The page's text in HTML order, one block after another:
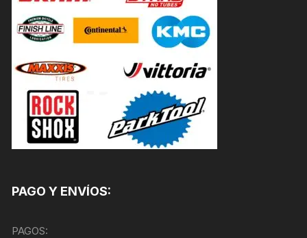
PAGO Y ENVÍOS:
PAGOS: